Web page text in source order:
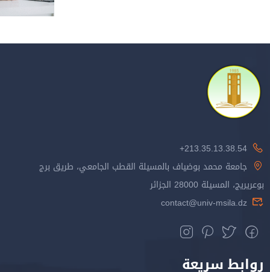
213.35.13.38.54+
جامعة محمد بوضياف بالمسيلة القطب الجامعي، طريق برج
بوعريريج، المسيلة 28000 الجزائر
contact@univ-msila.dz
روابط سريعة